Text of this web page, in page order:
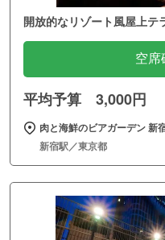
開放的なリゾート風屋上
空席
平均予算 3,000円
肉と海鮮のビアガーデン 新
新宿駅／東京都